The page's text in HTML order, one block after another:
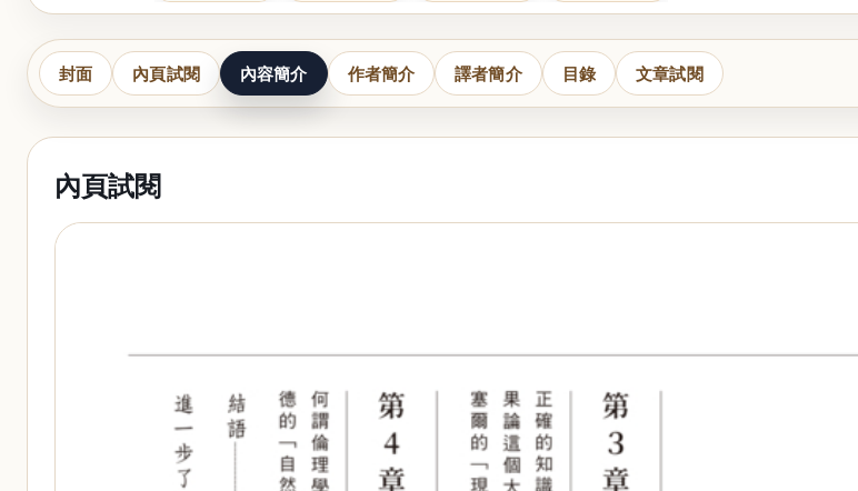
封面 內頁試閱 內容簡介 作者簡介 譯者簡介 目錄 文章試閱
內頁試閱